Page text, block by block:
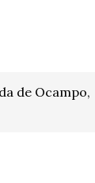
de Ocampo,